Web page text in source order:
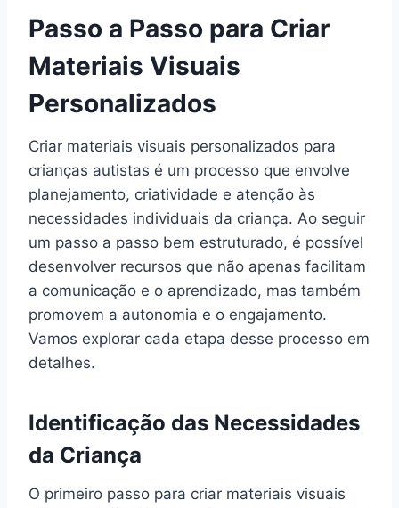
Passo a Passo para Criar
Materiais Visuais
Personalizados
Criar materiais visuais personalizados para
crianças autistas é um processo que envolve
planejamento, criatividade e atenção às
necessidades individuais da criança. Ao seguir
um passo a passo bem estruturado, é possível
desenvolver recursos que não apenas facilitam
a comunicação e o aprendizado, mas também
promovem a autonomia e o engajamento.
Vamos explorar cada etapa desse processo em
detalhes.
Identificação das Necessidades
da Criança
O primeiro passo para criar materiais visuais